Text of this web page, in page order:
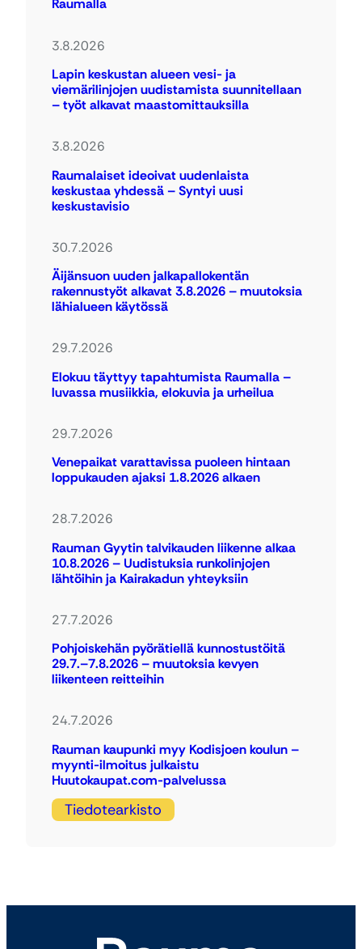
Raumalla
3.8.2026
Lapin keskustan alueen vesi- ja
viemärilinjojen uudistamista suunnitellaan
– työt alkavat maastomittauksilla
3.8.2026
Raumalaiset ideoivat uudenlaista
keskustaa yhdessä – Syntyi uusi
keskustavisio
30.7.2026
Äijänsuon uuden jalkapallokentän
rakennustyöt alkavat 3.8.2026 – muutoksia
lähialueen käytössä
29.7.2026
Elokuu täyttyy tapahtumista Raumalla –
luvassa musiikkia, elokuvia ja urheilua
29.7.2026
Venepaikat varattavissa puoleen hintaan
loppukauden ajaksi 1.8.2026 alkaen
28.7.2026
Rauman Gyytin talvikauden liikenne alkaa
10.8.2026 – Uudistuksia runkolinjojen
lähtöihin ja Kairakadun yhteyksiin
27.7.2026
Pohjoiskehän pyörätiellä kunnostustöitä
29.7.–7.8.2026 – muutoksia kevyen
liikenteen reitteihin
24.7.2026
Rauman kaupunki myy Kodisjoen koulun –
myynti-ilmoitus julkaistu
Huutokaupat.com-palvelussa
Tiedotearkisto